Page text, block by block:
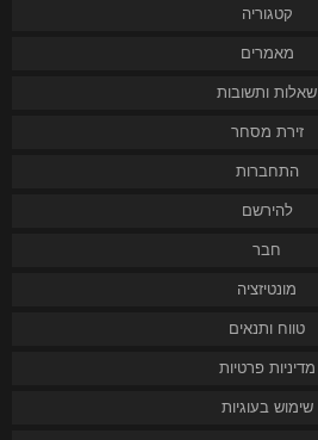
קטגוריה
מאמרים
שאלות ותשובות
זירת מסחר
התחברות
להירשם
חבר
מונטיזציה
טווח ותנאים
מדיניות פרטיות
שימוש בעוגיות